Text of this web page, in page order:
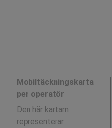
Mobiltäckningskarta
per operatör
Den här kartarn
representerar